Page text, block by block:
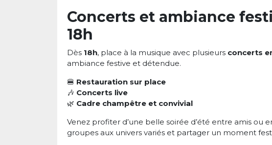
Concerts et ambiance
18h
Dès 18h, place à la musique avec plusieurs concerts
ambiance festive et détendue.
🍔 Restauration sur place
🎶 Concerts live
🌿 Cadre champêtre et convivial
Venez profiter d’une belle soirée d’été entre amis ou
groupes aux univers variés et partager un moment